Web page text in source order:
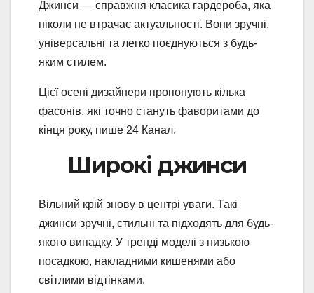
Джинси — справжня класика гардероба, яка
ніколи не втрачає актуальності. Вони зручні,
універсальні та легко поєднуються з будь-
яким стилем.
Цієї осені дизайнери пропонують кілька
фасонів, які точно стануть фаворитами до
кінця року, пише 24 Канал.
Широкі джинси
Вільний крій знову в центрі уваги. Такі
джинси зручні, стильні та підходять для будь-
якого випадку. У тренді моделі з низькою
посадкою, накладними кишенями або
світлими відтінками.